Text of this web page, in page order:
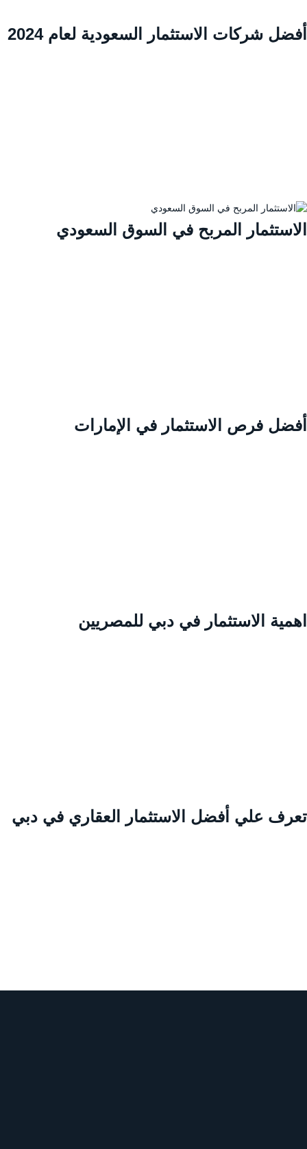
شركات الاستثمار السعودية لعام 2024
المربح في السوق السعودي
فرص الاستثمار في الإمارات
الاستثمار في دبي للمصريين
علي أفضل الاستثمار العقاري في دبي